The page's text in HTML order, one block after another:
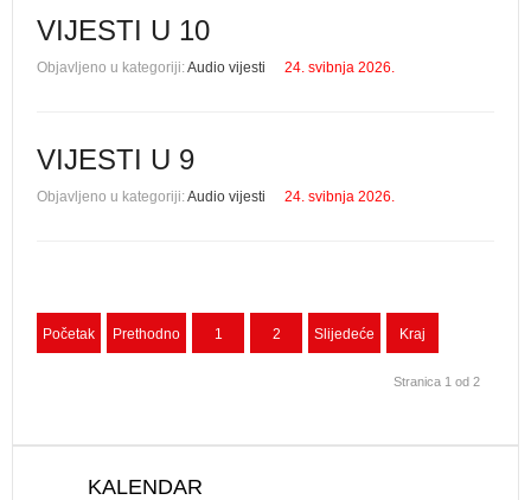
VIJESTI U 10
Objavljeno u kategoriji:Audio vijesti 24. svibnja 2026.
VIJESTI U 9
Objavljeno u kategoriji:Audio vijesti 24. svibnja 2026.
Početak Prethodno 1 2 Slijedeće Kraj
Stranica 1 od 2
KALENDAR